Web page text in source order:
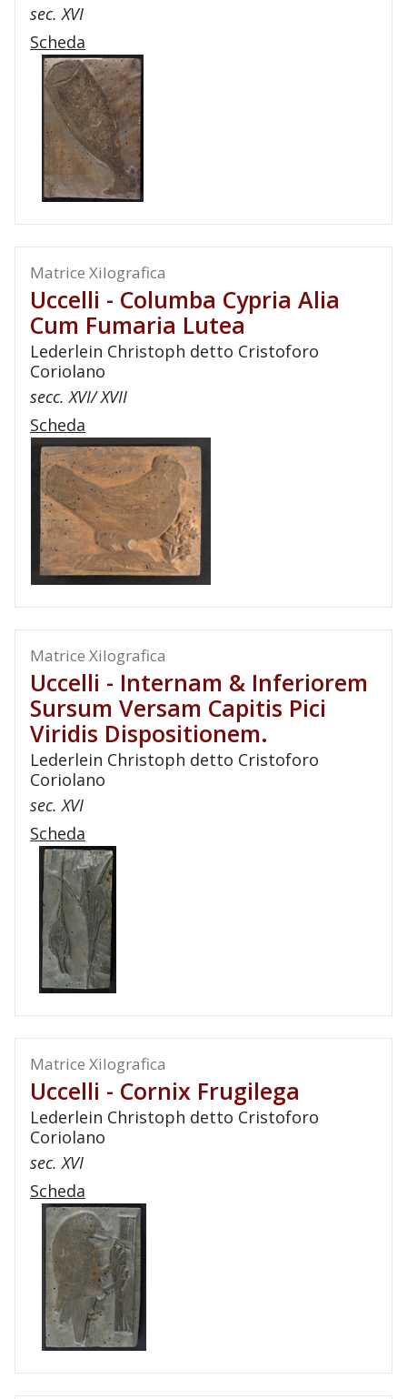
sec. XVI
Scheda
Matrice Xilografica
Uccelli - Columba Cypria Alia
Cum Fumaria Lutea
Lederlein Christoph detto Cristoforo
Coriolano
secc. XVI/ XVII
Scheda
Matrice Xilografica
Uccelli - Internam & Inferiorem
Sursum Versam Capitis Pici
Viridis Dispositionem.
Lederlein Christoph detto Cristoforo
Coriolano
sec. XVI
Scheda
Matrice Xilografica
Uccelli - Cornix Frugilega
Lederlein Christoph detto Cristoforo
Coriolano
sec. XVI
Scheda